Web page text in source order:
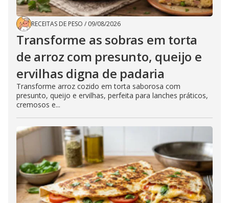
RECEITAS DE PESO / 09/08/2026
Transforme as sobras em torta
de arroz com presunto, queijo e
ervilhas digna de padaria
Transforme arroz cozido em torta saborosa com
presunto, queijo e ervilhas, perfeita para lanches práticos,
cremosos e...